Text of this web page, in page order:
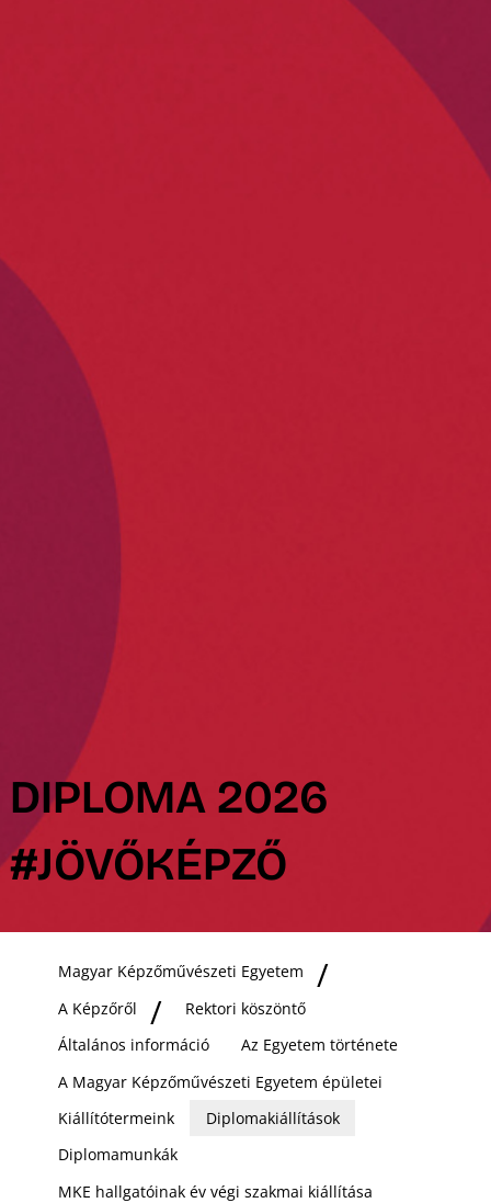
DIPLOMA 2026
#JÖVŐKÉPZŐ
Magyar Képzőművészeti Egyetem
A Képzőről
Rektori köszöntő
Általános információ
Az Egyetem története
A Magyar Képzőművészeti Egyetem épületei
Kiállítótermeink
Diplomakiállítások
Diplomamunkák
MKE hallgatóinak év végi szakmai kiállítása